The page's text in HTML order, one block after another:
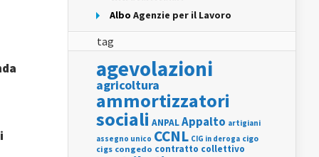
Albo Agenzie per il Lavoro
tag
agevolazioni
agricoltura
ammortizzatori
sociali ANPALAppalto artigiani
assegno unico CCNL CIG in deroga cigo
cigs congedo contratto collettivo